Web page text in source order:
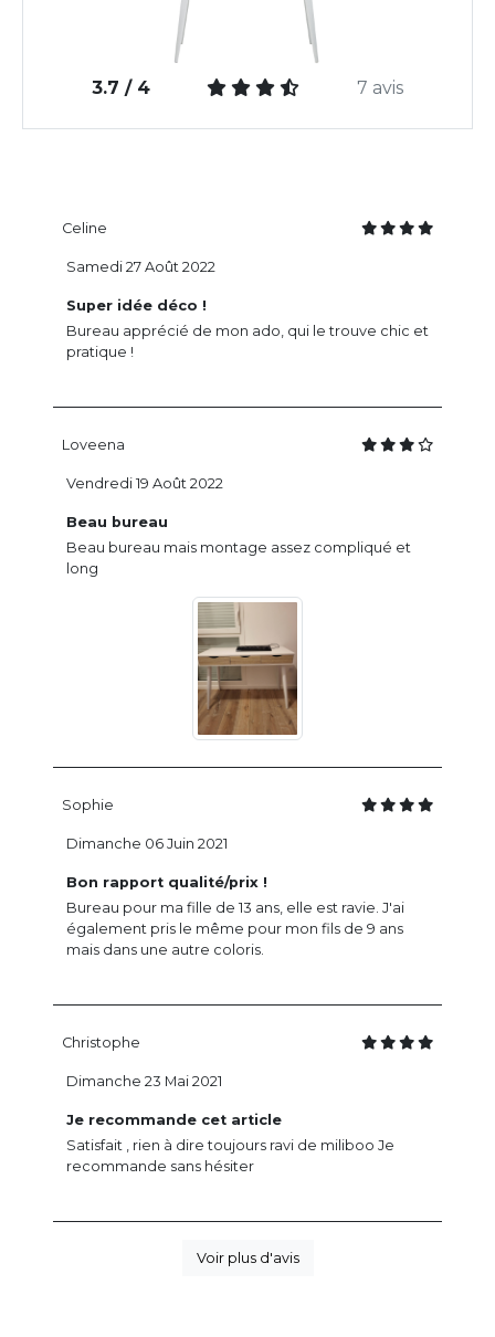
3.7 / 4 7 avis
Celine
Super idée déco !
Bureau apprécié de mon ado, qui le trouve chic et
pratique !
Samedi 27 Août 2022
Loveena
Beau bureau
Beau bureau mais montage assez compliqué et
long
Vendredi 19 Août 2022
Sophie
Bon rapport qualité/prix !
Bureau pour ma fille de 13 ans, elle est ravie. J'ai
également pris le même pour mon fils de 9 ans
mais dans une autre coloris.
Dimanche 06 Juin 2021
Christophe
Je recommande cet article
Satisfait , rien à dire toujours ravi de miliboo Je
recommande sans hésiter
Dimanche 23 Mai 2021
Voir plus d'avis